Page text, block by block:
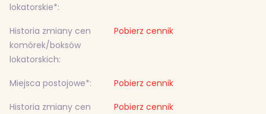
lokatorskie*:
Historia zmiany cen
komórek/boksów
lokatorskich:
Pobierz cennik
Miejsca postojowe*:
Pobierz cennik
Historia zmiany cen
Pobierz cennik